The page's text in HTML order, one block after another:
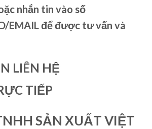
nhắn tin vào số
EMAIL để được tư vấn và
LIÊN HỆ
TIẾP
SẢN XUẤT VIỆT